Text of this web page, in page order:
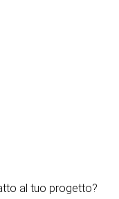
al tuo progetto?